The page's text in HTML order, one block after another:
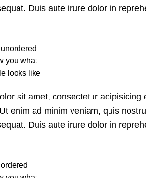
Duis aute irure dolor in
you what
looks like
sit amet, consectetur
enim ad minim veniam, quis
Duis aute irure dolor in